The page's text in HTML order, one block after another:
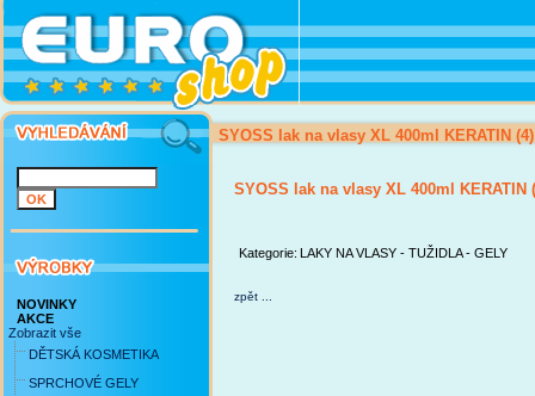
NOVINKY
AKCE
Zobrazit vše
DĚTSKÁ KOSMETIKA
SPRCHOVÉ GELY
SYOSS lak na vlasy XL 400ml KERATIN (4)
SYOSS lak na vlasy XL 400ml KERATIN
Kategorie: LAKY NA VLASY - TUŽIDLA - GELY
zpět ...